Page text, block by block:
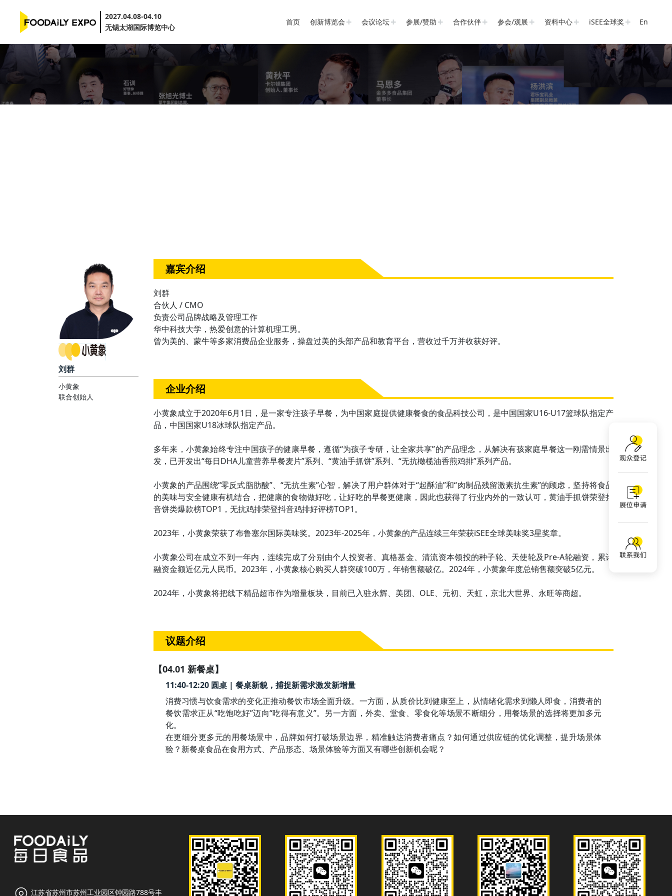
2027.04.08-04.10
无锡太湖国际博览中心
首页 创新博览会 会议论坛 参展/赞助 合作伙伴 参会/观展 资料中心 iSEE全球奖 En
刘群
小黄象
联合创始人
嘉宾介绍
刘群
合伙⼈ / CMO
负责公司品牌战略及管理⼯作
华中科技⼤学，热爱创意的计算机理工男。
曾为美的、蒙⽜等多家消费品企业服务，操盘过美的头部产品和教育平台，营收过千万并收获好评。
企业介绍
小黄象成立于2020年6月1日，是一家专注孩子早餐，为中国家庭提供健康餐食的食品科技公司，是中国国家U16-U17篮球队指定产
品，中国国家U18冰球队指定产品。
多年来，小黄象始终专注中国孩⼦的健康早餐，遵循“为孩⼦专研，让全家共享”的产品理念，从解决有孩家庭早餐这一刚需情景出
发，已开发出“每日DHA儿童营养早餐麦片”系列、“黄油手抓饼”系列、“无抗橄榄油香煎鸡排”系列产品。
小黄象的产品围绕“零反式脂肪酸”、“无抗生素”心智，解决了用户群体对于“起酥油”和“肉制品残留激素抗生素”的顾虑，坚持将食品
的美味与安全健康有机结合，把健康的⻝物做好吃，让好吃的早餐更健康，因此也获得了行业内外的一致认可，黄油手抓饼荣登抖
音饼类爆款榜TOP1，无抗鸡排荣登抖音鸡排好评榜TOP1。
2023年，小黄象荣获了布鲁塞尔国际美味奖。2023年-2025年，小黄象的产品连续三年荣获iSEE全球美味奖3星奖章。
小黄象公司在成立不到一年内，连续完成了分别由个人投资者、真格基金、清流资本领投的种子轮、天使轮及Pre-A轮融资，累计
融资金额近亿元人民币。2023年，小黄象核心购买人群突破100万，年销售额破亿。2024年，小黄象年度总销售额突破5亿元。
2024年，小黄象将把线下精品超市作为增量板块，目前已入驻永辉、美团、OLE、元初、天虹，京北大世界、永旺等商超。
议题介绍
【04.01 新餐桌】
11:40-12:20 圆桌 | 餐桌新貌，捕捉新需求激发新增量
消费习惯与饮食需求的变化正推动餐饮市场全面升级。一方面，从质价比到健康至上，从情绪化需求到懒人即食，消费者的
餐饮需求正从“吃饱吃好”迈向“吃得有意义”。另一方面，外卖、堂食、零食化等场景不断细分，用餐场景的选择将更加多元
化。
在更细分更多元的用餐场景中，品牌如何打破场景边界，精准触达消费者痛点？如何通过供应链的优化调整，提升场景体
验？新餐桌食品在食用方式、产品形态、场景体验等方面又有哪些创新机会呢？
江苏省苏州市苏州工业园区钟园路788号丰